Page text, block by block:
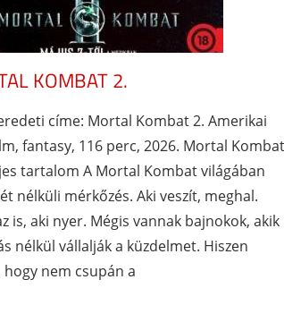
KOMBAT 2.
címe: Mortal Kombat 2. Amerikai
fantasy, 116 perc, 2026. Mortal
tartalom A Mortal Kombat világában
nélküli mérkőzés. Aki veszít, meghal.
is, aki nyer. Mégis vannak bajnokok, akik
nélkül vállalják a küzdelmet. Hiszen
nem csupán a